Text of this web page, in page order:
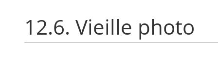
12.6. Vieille photo